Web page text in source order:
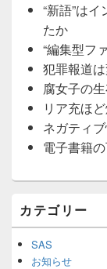
“新語”は
たか
“編集型フ
犯罪報道
腐女子の
リア充ほ
ネガティ
電子書籍
イ
ン
サ
イ
カテゴリー
SAS
お知らせ